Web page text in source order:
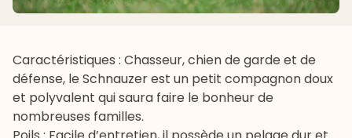
Caractéristiques : Chasseur, chien de garde et de
défense, le Schnauzer est un petit compagnon doux
et polyvalent qui saura faire le bonheur de
nombreuses familles.